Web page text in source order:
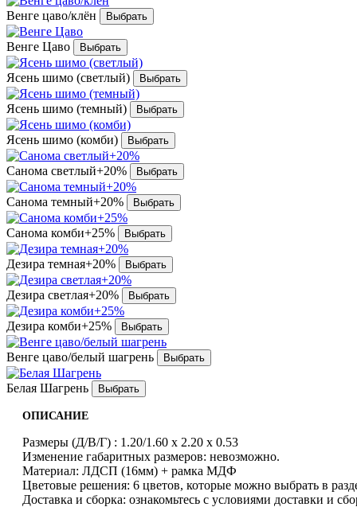
Венге цаво/клён
Венге Цаво
Ясень шимо (светлый)
Ясень шимо (темный)
Ясень шимо (комби)
Санома светлый+20%
Санома темный+20%
Санома комби+25%
Дезира темная+20%
Дезира светлая+20%
Дезира комби+25%
Венге цаво/белый шагрень
Белая Шагрень
ОПИСАНИЕ
Размеры (Д/В/Г) : 1.20/1.60 х 2.20 х 0.53
Изменение габаритных размеров: невозможно.
Материал: ЛДСП (16мм) + рамка МДФ
Цветовые решения: 6 цветов, которые можно выбрать в
Доставка и сборка: ознакомьтесь с условиями доставки и